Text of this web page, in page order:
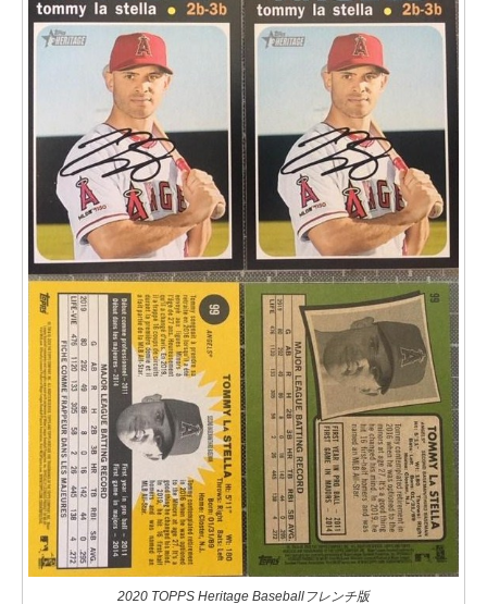
2020 TOPPS Heritage Baseballフレンチ版